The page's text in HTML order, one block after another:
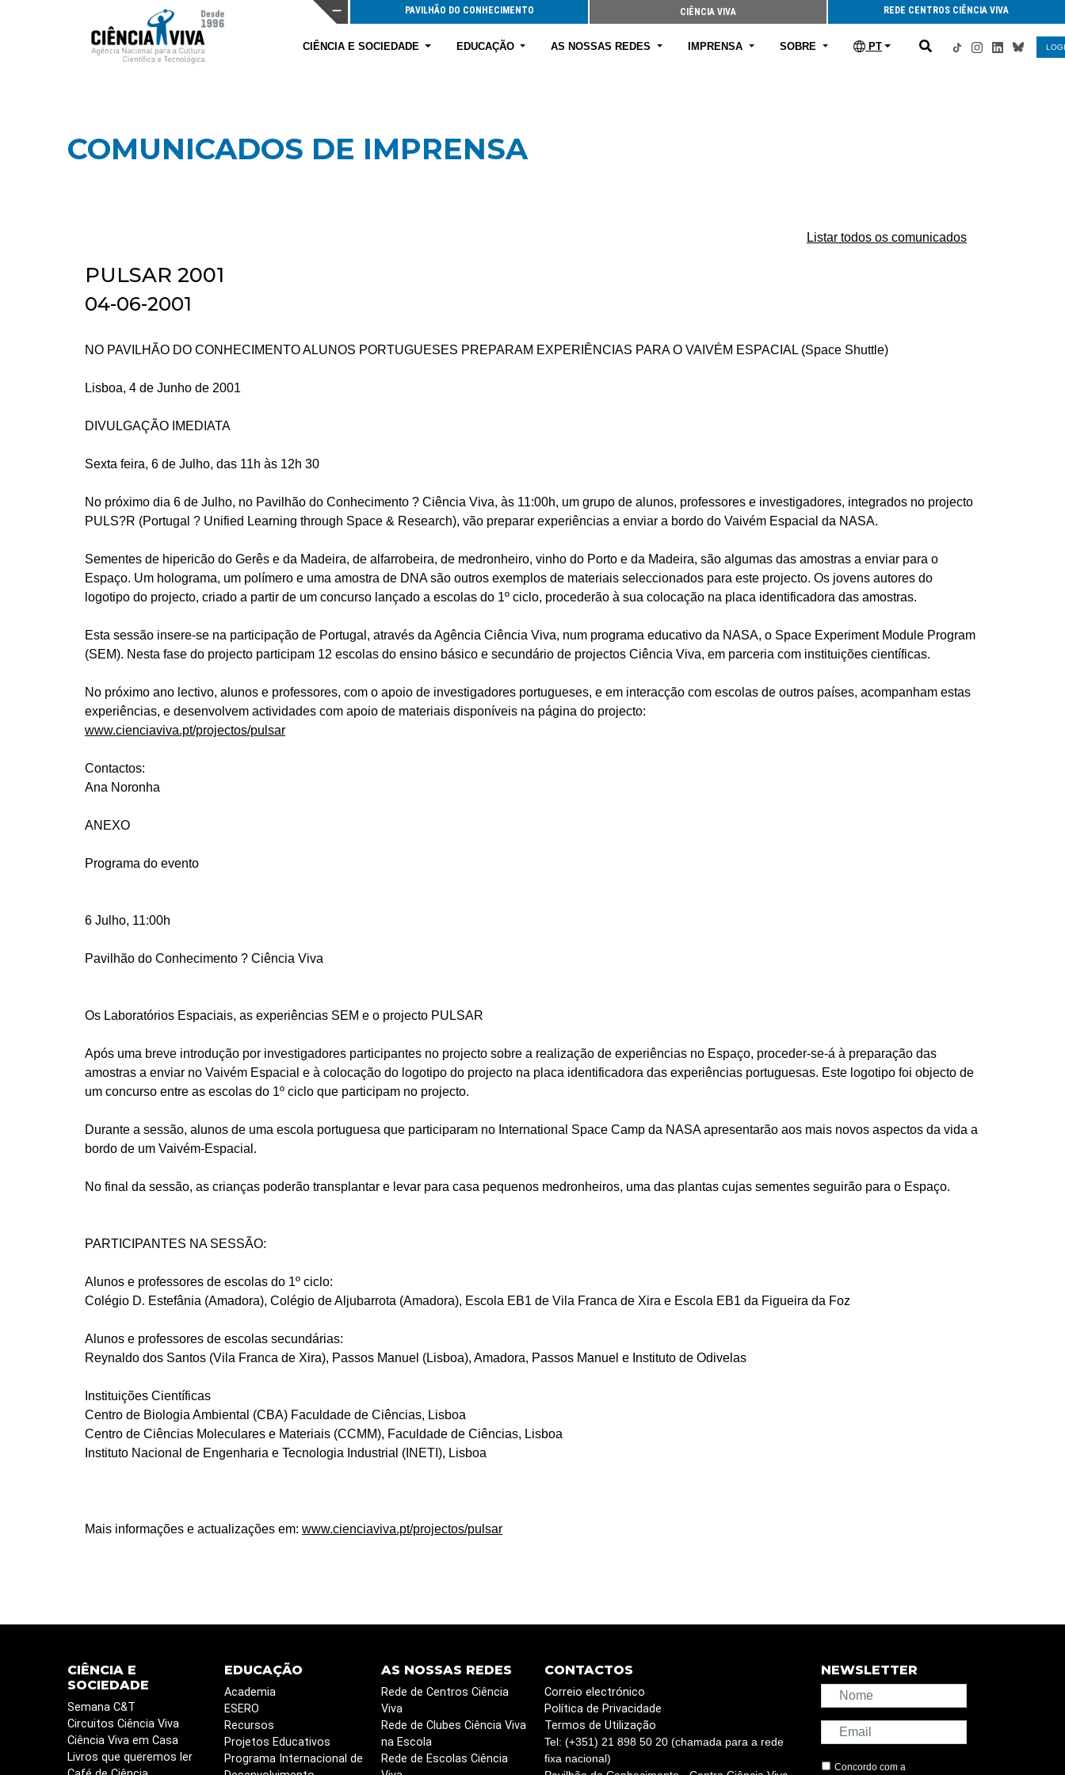
PAVILHÃO DO CONHECIMENTO CIÊNCIA VIVA REDE CENTROS CIÊNCIA VIVA
CIÊNCIA E SOCIEDADE EDUCAÇÃO AS NOSSAS REDES IMPRENSA SOBRE PT
COMUNICADOS DE IMPRENSA
Listar todos os comunicados
PULSAR 2001
04-06-2001
NO PAVILHÃO DO CONHECIMENTO ALUNOS PORTUGUESES PREPARAM EXPERIÊNCIAS PARA O VAIVÉM ESPACIAL (Space Shuttle)
Lisboa, 4 de Junho de 2001
DIVULGAÇÃO IMEDIATA
Sexta feira, 6 de Julho, das 11h às 12h 30
No próximo dia 6 de Julho, no Pavilhão do Conhecimento ? Ciência Viva, às 11:00h, um grupo de alunos, professores e investigadores, integrados no projecto
PULS?R (Portugal ? Unified Learning through Space & Research), vão preparar experiências a enviar a bordo do Vaivém Espacial da NASA.
Sementes de hipericão do Gerês e da Madeira, de alfarrobeira, de medronheiro, vinho do Porto e da Madeira, são algumas das amostras a enviar para o
Espaço. Um holograma, um polímero e uma amostra de DNA são outros exemplos de materiais seleccionados para este projecto. Os jovens autores do
logotipo do projecto, criado a partir de um concurso lançado a escolas do 1º ciclo, procederão à sua colocação na placa identificadora das amostras.
Esta sessão insere-se na participação de Portugal, através da Agência Ciência Viva, num programa educativo da NASA, o Space Experiment Module Program
(SEM). Nesta fase do projecto participam 12 escolas do ensino básico e secundário de projectos Ciência Viva, em parceria com instituições científicas.
No próximo ano lectivo, alunos e professores, com o apoio de investigadores portugueses, e em interacção com escolas de outros países, acompanham estas
experiências, e desenvolvem actividades com apoio de materiais disponíveis na página do projecto:
www.cienciaviva.pt/projectos/pulsar
Contactos:
Ana Noronha
ANEXO
Programa do evento
6 Julho, 11:00h
Pavilhão do Conhecimento ? Ciência Viva
Os Laboratórios Espaciais, as experiências SEM e o projecto PULSAR
Após uma breve introdução por investigadores participantes no projecto sobre a realização de experiências no Espaço, proceder-se-á à preparação das
amostras a enviar no Vaivém Espacial e à colocação do logotipo do projecto na placa identificadora das experiências portuguesas. Este logotipo foi objecto de
um concurso entre as escolas do 1º ciclo que participam no projecto.
Durante a sessão, alunos de uma escola portuguesa que participaram no International Space Camp da NASA apresentarão aos mais novos aspectos da vida a
bordo de um Vaivém-Espacial.
No final da sessão, as crianças poderão transplantar e levar para casa pequenos medronheiros, uma das plantas cujas sementes seguirão para o Espaço.
PARTICIPANTES NA SESSÃO:
Alunos e professores de escolas do 1º ciclo:
Colégio D. Estefânia (Amadora), Colégio de Aljubarrota (Amadora), Escola EB1 de Vila Franca de Xira e Escola EB1 da Figueira da Foz
Alunos e professores de escolas secundárias:
Reynaldo dos Santos (Vila Franca de Xira), Passos Manuel (Lisboa), Amadora, Passos Manuel e Instituto de Odivelas
Instituições Científicas
Centro de Biologia Ambiental (CBA) Faculdade de Ciências, Lisboa
Centro de Ciências Moleculares e Materiais (CCMM), Faculdade de Ciências, Lisboa
Instituto Nacional de Engenharia e Tecnologia Industrial (INETI), Lisboa
Mais informações e actualizações em: www.cienciaviva.pt/projectos/pulsar
CIÊNCIA E
SOCIEDADE
Semana C&T
Circuitos Ciência Viva
Ciência Viva em Casa
Livros que queremos ler
EDUCAÇÃO
Academia
ESERO
Recursos
Projetos Educativos
Programa Internacional de
AS NOSSAS REDES
Rede de Centros Ciência
Viva
Rede de Clubes Ciência Viva
na Escola
Rede de Escolas Ciência
CONTACTOS
Correio electrónico
Política de Privacidade
Termos de Utilização
Tel: (+351) 21 898 50 20 (chamada para a rede
fixa nacional)
NEWSLETTER
Concordo com a